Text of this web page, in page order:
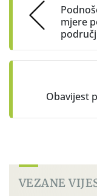
mjere
Obavijest
VEZANE